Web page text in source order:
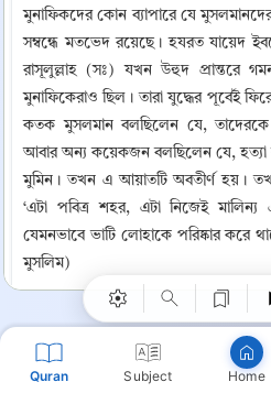
Quran Subject Home
মুনাফিকদের কোন ব্যাপারে যে
সম্বন্ধে মতভেদ রয়েছে। হযরত যায়েদ
রাসূলুল্লাহ (সঃ) যখন উহুদ প্রান্তরে
মুনাফিকেরাও ছিল। তারা যুদ্ধের পূর্বেই
কতক মুসলমান বলছিলেন যে,
আবার অন্য কয়েকজন বলছিলেন যে, হত্যা
মুমিন। তখন এ আয়াতটি অবতীর্ণ হয়।
‘এটা পবিত্র শহর, এটা নিজেই
যেমনভাবে ভাটি লোহাকে পরিষ্কার করে
মুসলিম)
মুহাম্মাদ ইবনে ইসহাক (রঃ) উহুদ
উহুদের যুদ্ধে মুসলমানদের মোট
আবদুল্লাহ ইবনে উবাই ইবনে সাল তিনশ
এসেছিল এবং রাসূলুল্লাহ (সঃ)-এর সঙ্গে
Copy